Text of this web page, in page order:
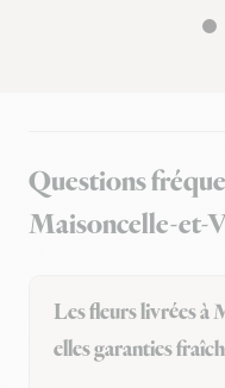
Questions
Maisoncelle-et-
Les fleurs livrées à
elles garanties